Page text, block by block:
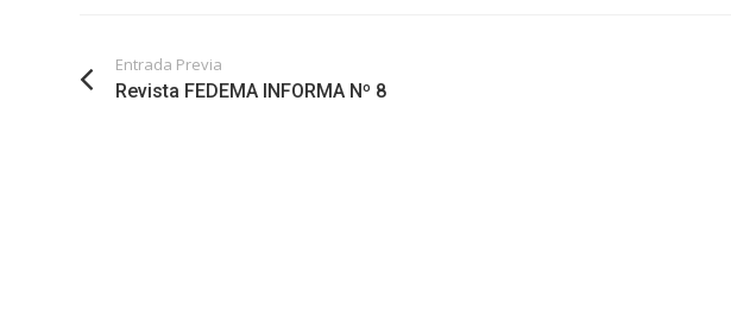
Entrada Previa
Revista FEDEMA INFORMA Nº 8